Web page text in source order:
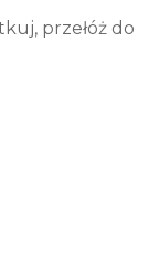
przełóż do